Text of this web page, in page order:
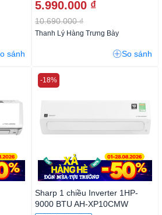
sánh
5.990.000 ₫
10.690.000 ₫
Thanh Lý Hàng Trưng Bày
So sánh
Sharp 1 chiều Inverter 1HP-
9000 BTU AH-XP10CMW
-18%